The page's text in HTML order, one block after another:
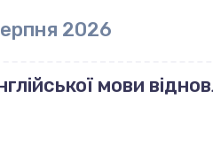
2026
мови